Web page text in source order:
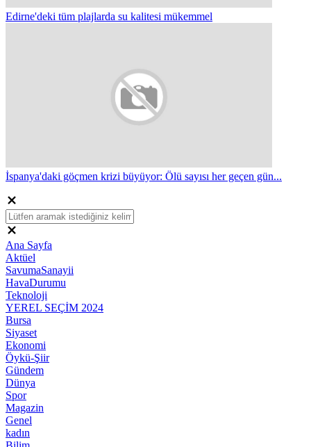
Edirne'deki tüm plajlarda su kalitesi mükemmel
İspanya'daki göçmen krizi büyüyor: Ölü sayısı her geçen gün...
Ana Sayfa
Aktüel
SavumaSanayii
HavaDurumu
Teknoloji
YEREL SEÇİM 2024
Bursa
Siyaset
Ekonomi
Öykü-Şiir
Gündem
Dünya
Spor
Magazin
Genel
kadın